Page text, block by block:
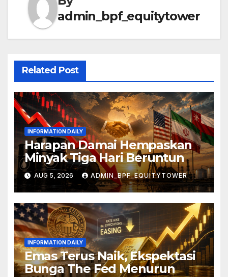
admin_bpf_equitytower
Related Post
INFORMATION DAILY
Harapan Damai Hempaskan
Minyak Tiga Hari Beruntun
AUG 5, 2026 ADMIN_BPF_EQUITYTOWER
INFORMATION DAILY
Emas Terus Naik, Ekspektasi
Bunga The Fed Menurun